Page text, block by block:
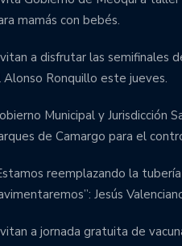
mamás con bebés.
a disfrutar las semifinales
Alonso Ronquillo este jueves.
Municipal y Jurisdicción
de Camargo para el
reemplazando la
Jesús
a jornada gratuita de